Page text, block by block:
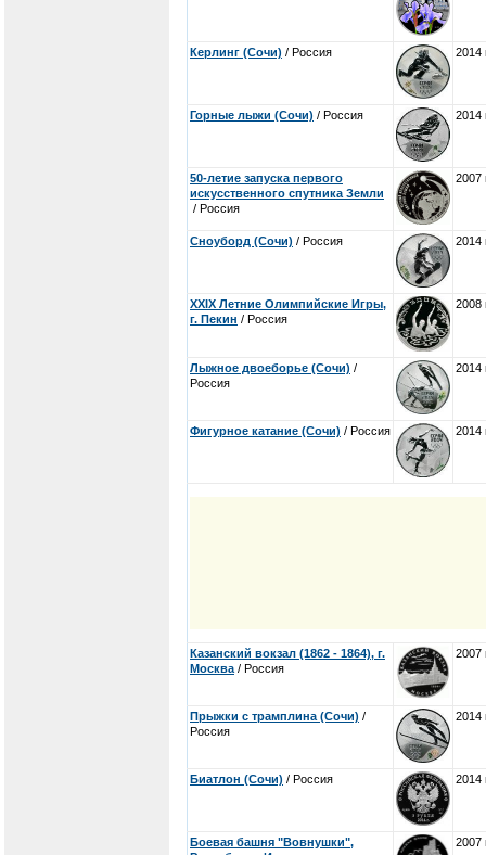
Керлинг (Сочи) / Россия 2014
Горные лыжи (Сочи) / Россия 2014
50-летие запуска первого
искусственного спутника Земли
/ Россия
2007
Сноуборд (Сочи) / Россия 2014
XXIX Летние Олимпийские Игры,
г. Пекин / Россия
2008
Лыжное двоеборье (Сочи) /
Россия
2014
Фигурное катание (Сочи) / Россия 2014
Казанский вокзал (1862 - 1864), г.
Москва / Россия
2007
Прыжки с трамплина (Сочи) /
Россия
2014
Биатлон (Сочи) / Россия 2014
Боевая башня "Вовнушки",
2007